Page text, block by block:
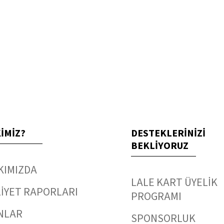
RAPORLARI
DESTEKLERİNİZİ
BEKLİYORUZ
LALE KART ÜYELİK
PROGRAMI
SPONSORLUK